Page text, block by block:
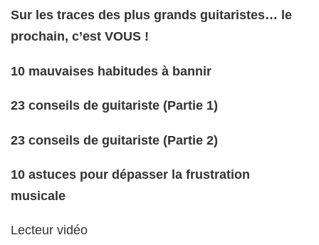
Sur les traces des plus grands guitaristes… le
prochain, c’est VOUS !
10 mauvaises habitudes à bannir
23 conseils de guitariste (Partie 1)
23 conseils de guitariste (Partie 2)
10 astuces pour dépasser la frustration
musicale
Lecteur vidéo